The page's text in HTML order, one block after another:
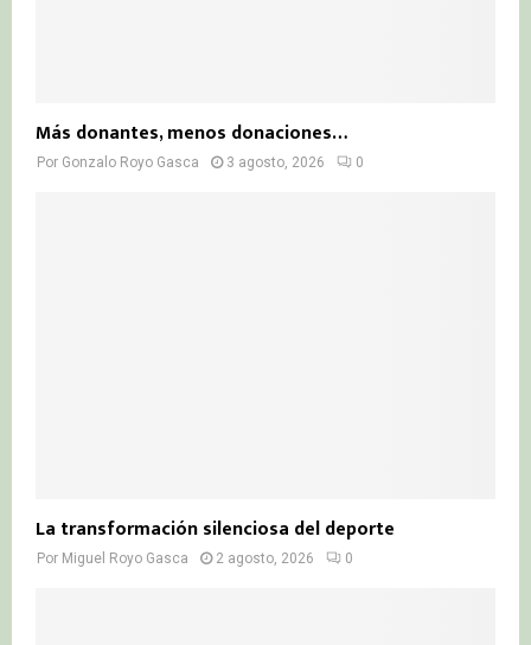
Más donantes, menos donaciones…
Por Gonzalo Royo Gasca 3 agosto, 2026 0
La transformación silenciosa del deporte
Por Miguel Royo Gasca 2 agosto, 2026 0